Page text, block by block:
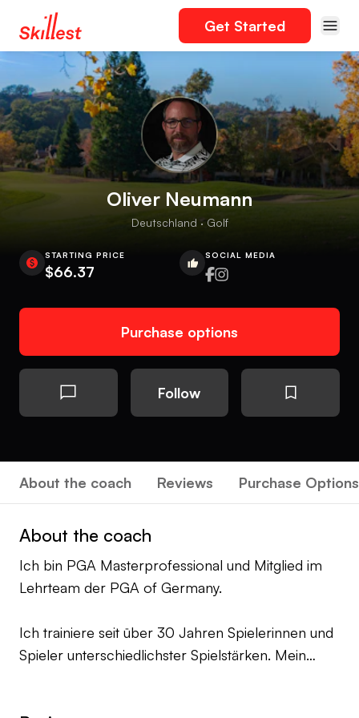
Get Started
Oliver Neumann
Deutschland · Golf
STARTING PRICE
$66.37
SOCIAL MEDIA
Purchase options
Follow
About the coach Reviews Purchase Options
About the coach
Ich bin PGA Masterprofessional und Mitglied im
Lehrteam der PGA of Germany.
Ich trainiere seit über 30 Jahren Spielerinnen und
Spieler unterschiedlichster Spielstärken. Mein